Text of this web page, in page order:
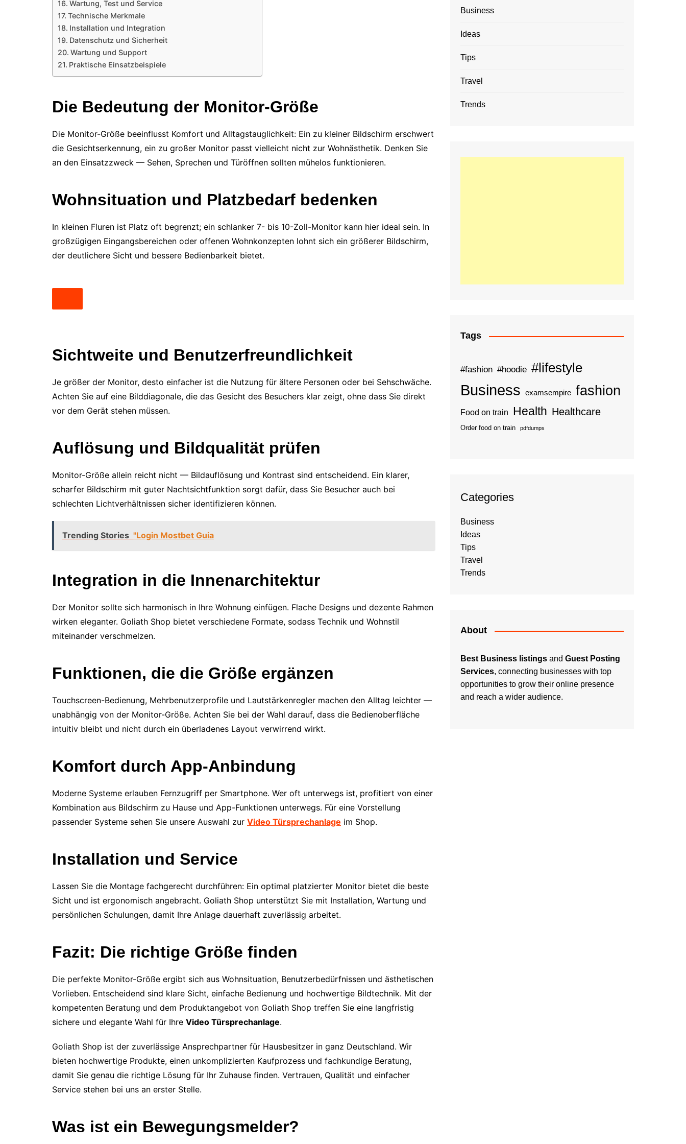
Wartung, Test und Service
Technische Merkmale
Installation und Integration
Datenschutz und Sicherheit
Wartung und Support
Praktische Einsatzbeispiele
Die Bedeutung der Monitor-Größe
Die Monitor-Größe beeinflusst Komfort und Alltagstauglichkeit: Ein zu kleiner Bildschirm erschwert
die Gesichtserkennung, ein zu großer Monitor passt vielleicht nicht zur Wohnästhetik. Denken Sie
an den Einsatzzweck — Sehen, Sprechen und Türöffnen sollten mühelos funktionieren.
Wohnsituation und Platzbedarf bedenken
In kleinen Fluren ist Platz oft begrenzt; ein schlanker 7- bis 10-Zoll-Monitor kann hier ideal sein. In
großzügigen Eingangsbereichen oder offenen Wohnkonzepten lohnt sich ein größerer Bildschirm,
der deutlichere Sicht und bessere Bedienbarkeit bietet.
Sichtweite und Benutzerfreundlichkeit
Je größer der Monitor, desto einfacher ist die Nutzung für ältere Personen oder bei Sehschwäche.
Achten Sie auf eine Bilddiagonale, die das Gesicht des Besuchers klar zeigt, ohne dass Sie direkt
vor dem Gerät stehen müssen.
Auflösung und Bildqualität prüfen
Monitor-Größe allein reicht nicht — Bildauflösung und Kontrast sind entscheidend. Ein klarer,
scharfer Bildschirm mit guter Nachtsichtfunktion sorgt dafür, dass Sie Besucher auch bei
schlechten Lichtverhältnissen sicher identifizieren können.
Trending Stories "Login Mostbet Guia
Integration in die Innenarchitektur
Der Monitor sollte sich harmonisch in Ihre Wohnung einfügen. Flache Designs und dezente Rahmen
wirken eleganter. Goliath Shop bietet verschiedene Formate, sodass Technik und Wohnstil
miteinander verschmelzen.
Funktionen, die die Größe ergänzen
Touchscreen-Bedienung, Mehrbenutzerprofile und Lautstärkenregler machen den Alltag leichter —
unabhängig von der Monitor-Größe. Achten Sie bei der Wahl darauf, dass die Bedienoberfläche
intuitiv bleibt und nicht durch ein überladenes Layout verwirrend wirkt.
Komfort durch App-Anbindung
Moderne Systeme erlauben Fernzugriff per Smartphone. Wer oft unterwegs ist, profitiert von einer
Kombination aus Bildschirm zu Hause und App-Funktionen unterwegs. Für eine Vorstellung
passender Systeme sehen Sie unsere Auswahl zur Video Türsprechanlage im Shop.
Installation und Service
Lassen Sie die Montage fachgerecht durchführen: Ein optimal platzierter Monitor bietet die beste
Sicht und ist ergonomisch angebracht. Goliath Shop unterstützt Sie mit Installation, Wartung und
persönlichen Schulungen, damit Ihre Anlage dauerhaft zuverlässig arbeitet.
Fazit: Die richtige Größe finden
Die perfekte Monitor-Größe ergibt sich aus Wohnsituation, Benutzerbedürfnissen und ästhetischen
Vorlieben. Entscheidend sind klare Sicht, einfache Bedienung und hochwertige Bildtechnik. Mit der
kompetenten Beratung und dem Produktangebot von Goliath Shop treffen Sie eine langfristig
sichere und elegante Wahl für Ihre Video Türsprechanlage.
Goliath Shop ist der zuverlässige Ansprechpartner für Hausbesitzer in ganz Deutschland. Wir
bieten hochwertige Produkte, einen unkomplizierten Kaufprozess und fachkundige Beratung,
damit Sie genau die richtige Lösung für Ihr Zuhause finden. Vertrauen, Qualität und einfacher
Service stehen bei uns an erster Stelle.
Was ist ein Bewegungsmelder?
Business
Ideas
Tips
Travel
Trends
Tags
#fashion #hoodie #lifestyle
Business examsempire fashion
Food on train Health Healthcare
Order food on train pdfdumps
Categories
Business
Ideas
Tips
Travel
Trends
About
Best Business listings and Guest Posting
Services, connecting businesses with top
opportunities to grow their online presence
and reach a wider audience.